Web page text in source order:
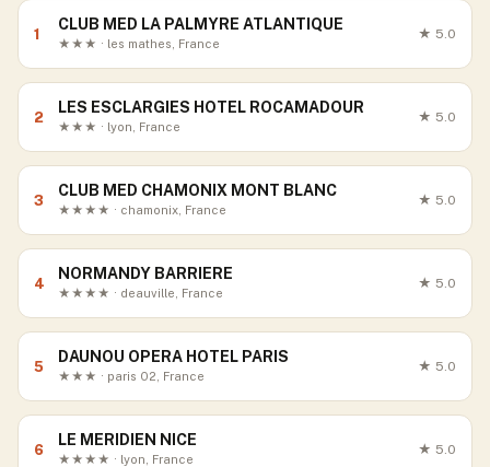
1
CLUB MED LA PALMYRE ATLANTIQUE
★★★ · les mathes, France
★ 5.0
2
LES ESCLARGIES HOTEL ROCAMADOUR
★★★ · lyon, France
★ 5.0
3
CLUB MED CHAMONIX MONT BLANC
★★★★ · chamonix, France
★ 5.0
4
NORMANDY BARRIERE
★★★★ · deauville, France
★ 5.0
5
DAUNOU OPERA HOTEL PARIS
★★★ · paris 02, France
★ 5.0
6
LE MERIDIEN NICE
★★★★ · lyon, France
★ 5.0